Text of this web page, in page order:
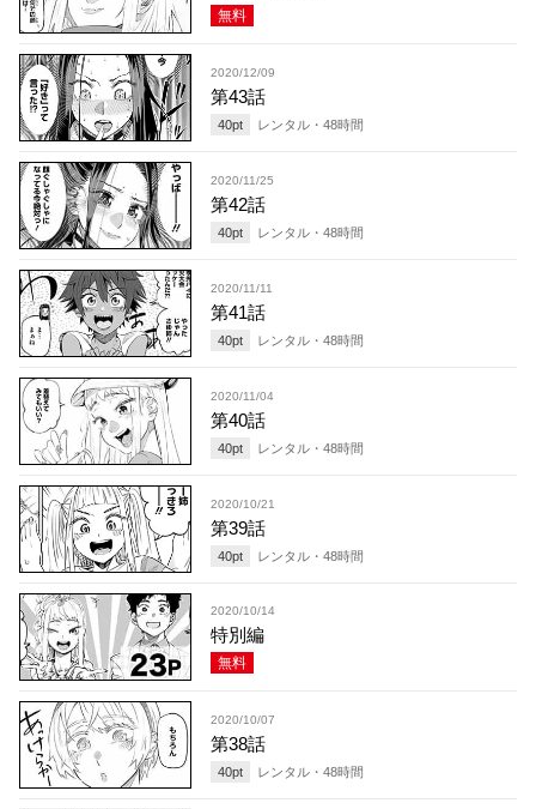
無料
2020/12/09
第43話
40pt レンタル・ 48時間
2020/11/25
第42話
40pt レンタル・ 48時間
2020/11/11
第41話
40pt レンタル・ 48時間
2020/11/04
第40話
40pt レンタル・ 48時間
2020/10/21
第39話
40pt レンタル・ 48時間
2020/10/14
特別編
無料
2020/10/07
第38話
40pt レンタル・ 48時間